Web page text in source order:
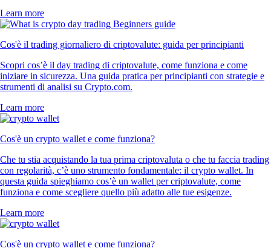
Learn more
Cos'è il trading giornaliero di criptovalute: guida per principianti
Scopri cos’è il day trading di criptovalute, come funziona e come
iniziare in sicurezza. Una guida pratica per principianti con strategie e
strumenti di analisi su Crypto.com.
Learn more
Cos'è un crypto wallet e come funziona?
Che tu stia acquistando la tua prima criptovaluta o che tu faccia trading
con regolarità, c’è uno strumento fondamentale: il crypto wallet. In
questa guida spieghiamo cos’è un wallet per criptovalute, come
funziona e come scegliere quello più adatto alle tue esigenze.
Learn more
Cos'è un crypto wallet e come funziona?